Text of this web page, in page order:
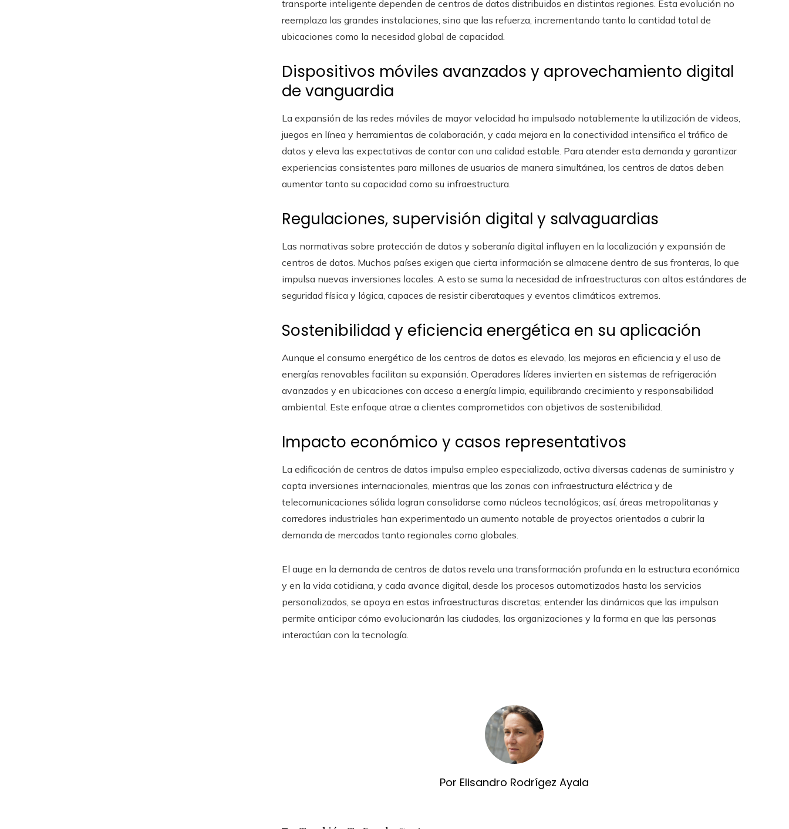
transporte inteligente dependen de centros de datos distribuidos en distintas regiones. Esta evolución no
reemplaza las grandes instalaciones, sino que las refuerza, incrementando tanto la cantidad total de
ubicaciones como la necesidad global de capacidad.
Dispositivos móviles avanzados y aprovechamiento digital
de vanguardia
La expansión de las redes móviles de mayor velocidad ha impulsado notablemente la utilización de videos,
juegos en línea y herramientas de colaboración, y cada mejora en la conectividad intensifica el tráfico de
datos y eleva las expectativas de contar con una calidad estable. Para atender esta demanda y garantizar
experiencias consistentes para millones de usuarios de manera simultánea, los centros de datos deben
aumentar tanto su capacidad como su infraestructura.
Regulaciones, supervisión digital y salvaguardias
Las normativas sobre protección de datos y soberanía digital influyen en la localización y expansión de
centros de datos. Muchos países exigen que cierta información se almacene dentro de sus fronteras, lo que
impulsa nuevas inversiones locales. A esto se suma la necesidad de infraestructuras con altos estándares de
seguridad física y lógica, capaces de resistir ciberataques y eventos climáticos extremos.
Sostenibilidad y eficiencia energética en su aplicación
Aunque el consumo energético de los centros de datos es elevado, las mejoras en eficiencia y el uso de
energías renovables facilitan su expansión. Operadores líderes invierten en sistemas de refrigeración
avanzados y en ubicaciones con acceso a energía limpia, equilibrando crecimiento y responsabilidad
ambiental. Este enfoque atrae a clientes comprometidos con objetivos de sostenibilidad.
Impacto económico y casos representativos
La edificación de centros de datos impulsa empleo especializado, activa diversas cadenas de suministro y
capta inversiones internacionales, mientras que las zonas con infraestructura eléctrica y de
telecomunicaciones sólida logran consolidarse como núcleos tecnológicos; así, áreas metropolitanas y
corredores industriales han experimentado un aumento notable de proyectos orientados a cubrir la
demanda de mercados tanto regionales como globales.
El auge en la demanda de centros de datos revela una transformación profunda en la estructura económica
y en la vida cotidiana, y cada avance digital, desde los procesos automatizados hasta los servicios
personalizados, se apoya en estas infraestructuras discretas; entender las dinámicas que las impulsan
permite anticipar cómo evolucionarán las ciudades, las organizaciones y la forma en que las personas
interactúan con la tecnología.
Por Elisandro Rodrígez Ayala